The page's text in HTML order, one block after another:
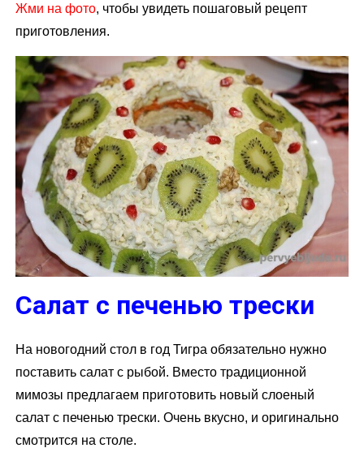
Жми на фото, чтобы увидеть пошаговый рецепт
приготовления.
Салат с печенью трески
На новогодний стол в год Тигра обязательно нужно
поставить салат с рыбой. Вместо традиционной
мимозы предлагаем приготовить новый слоеный
салат с печенью трески. Очень вкусно, и оригинально
смотрится на столе.